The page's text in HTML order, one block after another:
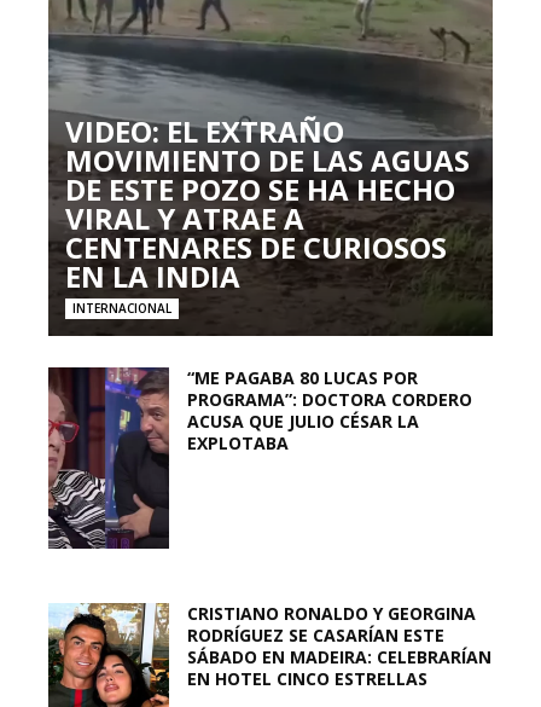
VIDEO: EL EXTRAÑO
MOVIMIENTO DE LAS AGUAS
DE ESTE POZO SE HA HECHO
VIRAL Y ATRAE A
CENTENARES DE CURIOSOS
EN LA INDIA
INTERNACIONAL
“ME PAGABA 80 LUCAS POR
PROGRAMA”: DOCTORA CORDERO
ACUSA QUE JULIO CÉSAR LA
EXPLOTABA
CRISTIANO RONALDO Y GEORGINA
RODRÍGUEZ SE CASARÍAN ESTE
SÁBADO EN MADEIRA: CELEBRARÍAN
EN HOTEL CINCO ESTRELLAS